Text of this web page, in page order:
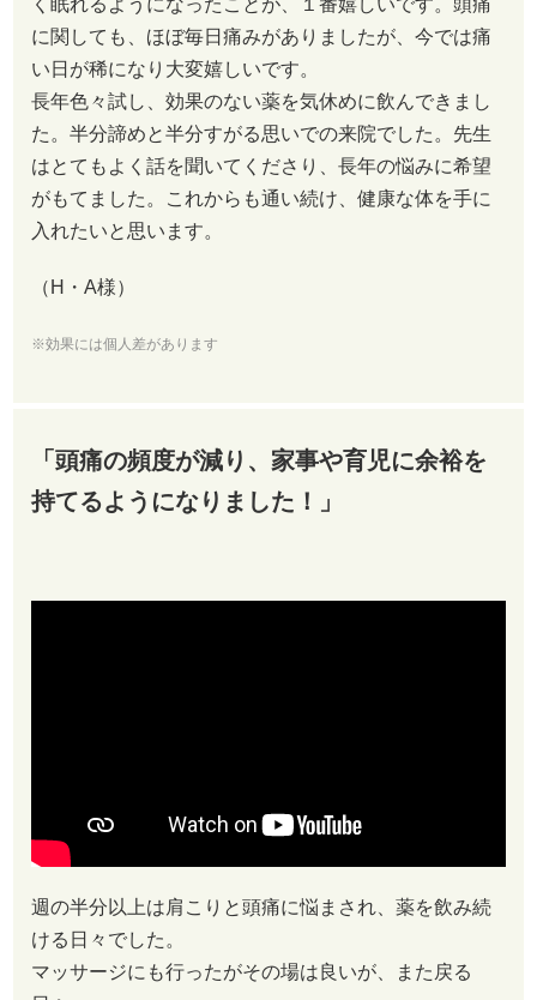
く眠れるようになったことが、１番嬉しいです。頭痛
に関しても、ほぼ毎日痛みがありましたが、今では痛
い日が稀になり大変嬉しいです。
長年色々試し、効果のない薬を気休めに飲んできまし
た。半分諦めと半分すがる思いでの来院でした。先生
はとてもよく話を聞いてくださり、長年の悩みに希望
がもてました。これからも通い続け、健康な体を手に
入れたいと思います。
（H・A様）
※効果には個人差があります
「頭痛の頻度が減り、家事や育児に余裕を
持てるようになりました！」
週の半分以上は肩こりと頭痛に悩まされ、薬を飲み続
ける日々でした。
マッサージにも行ったがその場は良いが、また戻る